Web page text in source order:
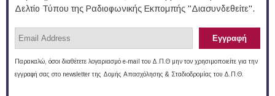
Δελτίο Τύπου της Ραδιοφωνικής Εκπομπής "Διασυνδεθείτε".
Παρακαλώ, όσοι διαθέτετε λογαριασμό e-mail του Δ.Π.Θ μην τον χρησιμοποιείτε για την
εγγραφή σας στο newsletter της Δομής Απασχόλησης & Σταδιοδρομίας του Δ.Π.Θ.